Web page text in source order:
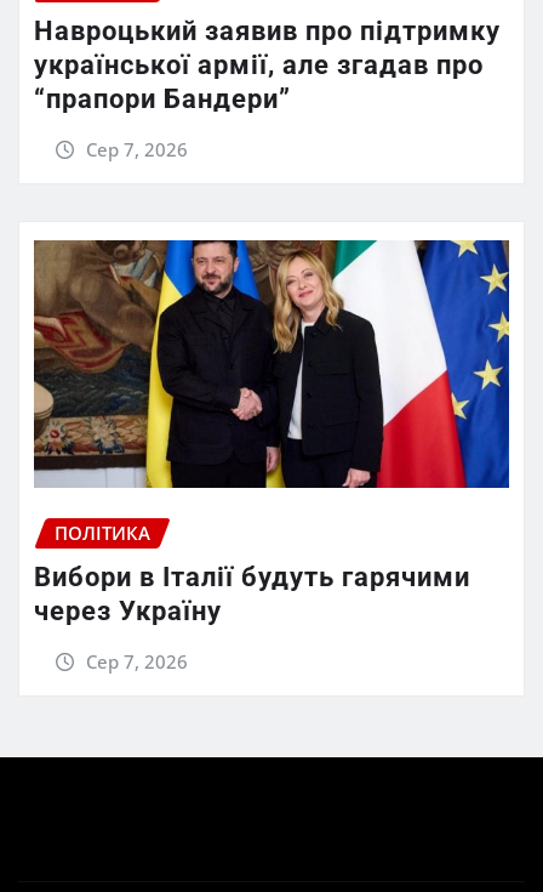
Навроцький заявив про підтримку
української армії, але згадав про
“прапори Бандери”
Сер 7, 2026
ПОЛІТИКА
Вибори в Італії будуть гарячими
через Україну
Сер 7, 2026